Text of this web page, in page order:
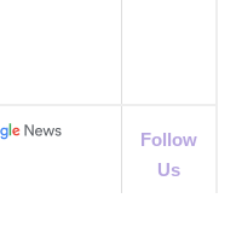
Follow
Us